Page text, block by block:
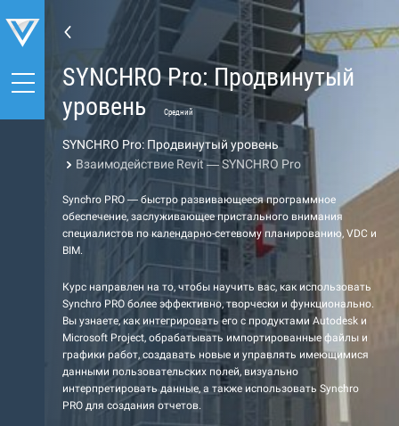
SYNCHRO Pro: Продвинутый
уровень
Средний
SYNCHRO Pro: Продвинутый уровень
Взаимодействие Revit — SYNCHRO Pro
Synchro PRO — быстро развивающееся программное
обеспечение, заслуживающее пристального внимания
специалистов по календарно-сетевому планированию, VDC и
BIM.
Курс направлен на то, чтобы научить вас, как использовать
Synchro PRO более эффективно, творчески и функционально.
Вы узнаете, как интегрировать его с продуктами Autodesk и
Microsoft Project, обрабатывать импортированные файлы и
графики работ, создавать новые и управлять имеющимися
данными пользовательских полей, визуально
интерпретировать данные, а также использовать Synchro
PRO для создания отчетов.